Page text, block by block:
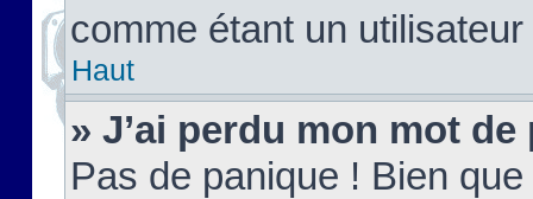
comme étant un
Haut
» J’ai perdu mon mot de
Pas de panique ! Bien